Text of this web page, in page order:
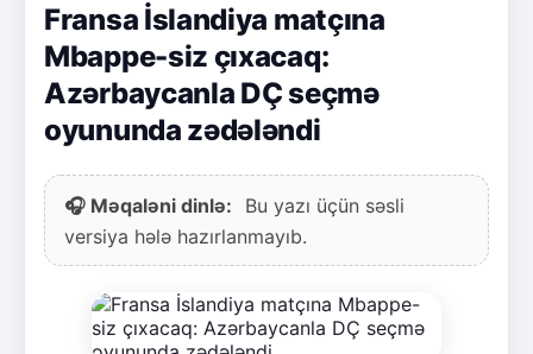
Fransa İslandiya matçına
Mbappe-siz çıxacaq:
Azərbaycanla DÇ seçmə
oyununda zədələndi
🎧 Məqaləni dinlə:
Bu yazı üçün səsli
versiya hələ hazırlanmayıb.